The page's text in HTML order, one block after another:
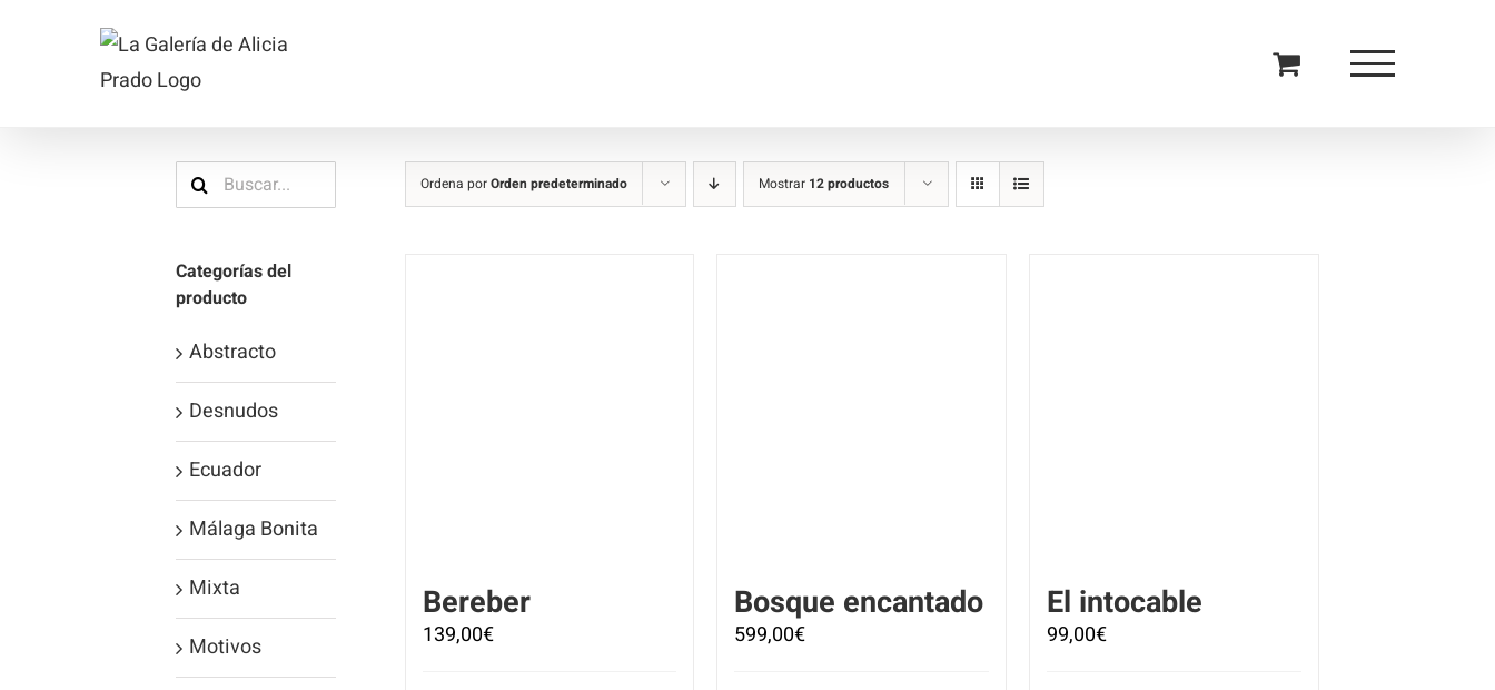
Ordena porOrden predeterminado Mostrar 12 productos
Bereber
139,00€
Bosque encantado
599,00€
El intocable
99,00€
Buscar:
Categorías del
producto
Abstracto
Desnudos
Ecuador
Málaga Bonita
Mixta
Motivos